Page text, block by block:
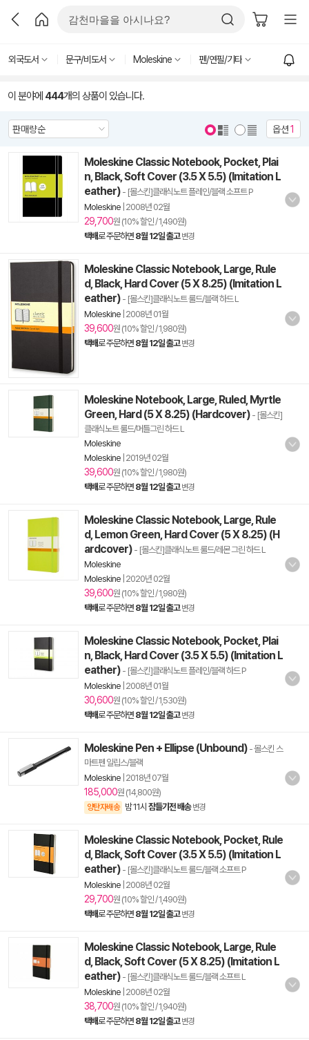
외국도서 문구/비도서 Moleskine 펜/연필/기타
이 분야에 444개의 상품이 있습니다.
옵션1
Moleskine Classic Notebook, Pocket, Plai
n, Black, Soft Cover (3.5 X 5.5) (Imitation L
eather) - [몰스킨]클래식노트 플레인/블랙 소프트 P
Moleskine 2008년 02월
29,700원 (10% 할인 / 1,490원)
택배로 주문하면 8월 12일 출고 변경
Moleskine Classic Notebook, Large, Rule
d, Black, Hard Cover (5 X 8.25) (Imitation L
eather) - [몰스킨]클래식노트 룰드/블랙 하드 L
Moleskine 2008년 01월
39,600원 (10% 할인 / 1,980원)
택배로 주문하면 8월 12일 출고 변경
Moleskine Notebook, Large, Ruled, Myrtle
Green, Hard (5 X 8.25) (Hardcover) - [몰스킨]
클래식노트 룰드/머틀그린 하드 L
Moleskine
Moleskine 2019년 02월
39,600원 (10% 할인 / 1,980원)
택배로 주문하면 8월 12일 출고 변경
Moleskine Classic Notebook, Large, Rule
d, Lemon Green, Hard Cover (5 X 8.25) (H
ardcover) - [몰스킨]클래식노트 룰드/레몬 그린 하드 L
Moleskine
Moleskine 2020년 02월
39,600원 (10% 할인 / 1,980원)
택배로 주문하면 8월 12일 출고 변경
Moleskine Classic Notebook, Pocket, Plai
n, Black, Hard Cover (3.5 X 5.5) (Imitation L
eather) - [몰스킨]클래식노트 플레인/블랙 하드 P
Moleskine 2008년 01월
30,600원 (10% 할인 / 1,530원)
택배로 주문하면 8월 12일 출고 변경
Moleskine Pen + Ellipse (Unbound) - 몰스킨 스
마트펜 일립스/블랙
Moleskine 2018년 07월
185,000원 (14,800원)
양탄자배송 밤 11시 잠들기전 배송 변경
Moleskine Classic Notebook, Pocket, Rule
d, Black, Soft Cover (3.5 X 5.5) (Imitation L
eather) - [몰스킨]클래식노트 룰드/블랙 소프트 P
Moleskine 2008년 02월
29,700원 (10% 할인 / 1,490원)
택배로 주문하면 8월 12일 출고 변경
Moleskine Classic Notebook, Large, Rule
d, Black, Soft Cover (5 X 8.25) (Imitation L
eather) - [몰스킨]클래식노트 룰드/블랙 소프트 L
Moleskine 2008년 02월
38,700원 (10% 할인 / 1,940원)
택배로 주문하면 8월 12일 출고 변경